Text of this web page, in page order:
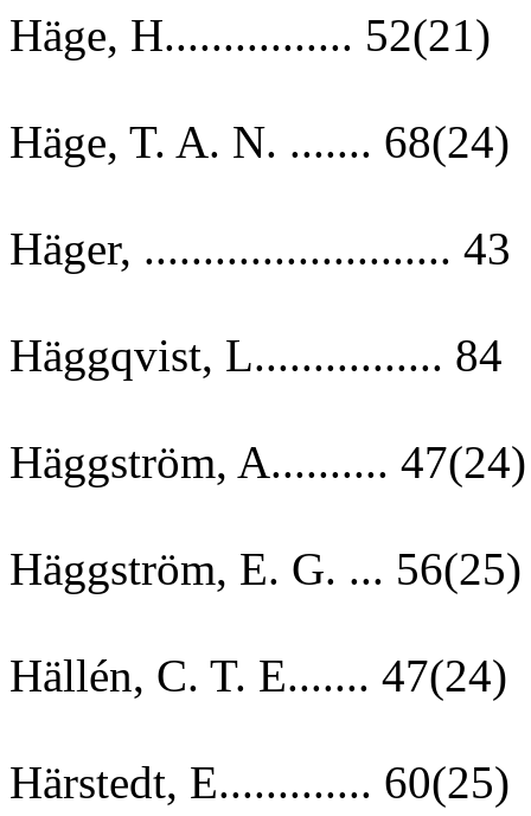
Häge, H................ 52(21)
Häge, T. A. N. ....... 68(24)
Häger, .......................... 43
Häggqvist, L................ 84
Häggström, A.......... 47(24)
Häggström, E. G. ... 56(25)
Hällén, C. T. E....... 47(24)
Härstedt, E............. 60(25)